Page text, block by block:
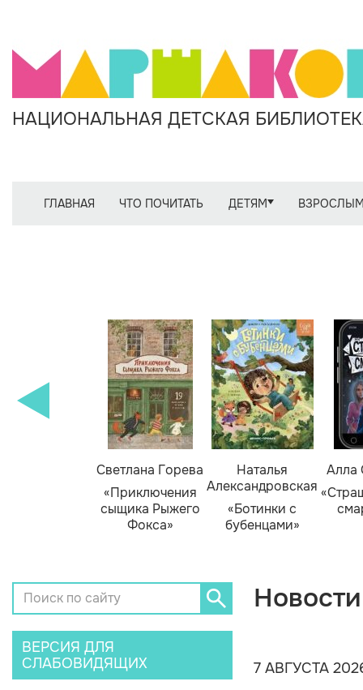
НАЦИОНАЛЬНАЯ ДЕТСКАЯ
ГЛАВНАЯ ЧТО ПОЧИТАТЬ ДЕТЯМ
Светлана Горева
«Приключения
сыщика Рыжего
Фокса»
Наталья
Александровская
«Ботинки с
бубенцами»
Алла
ВЕРСИЯ ДЛЯ
СЛАБОВИДЯЩИХ
Новости
7 АВГУСТА